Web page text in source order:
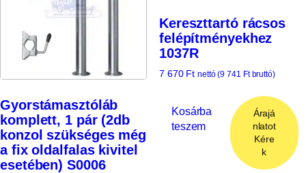
Gyorstámasztóláb
komplett, 1 pár (2db
konzol szükséges még
a fix oldalfalas kivitel
esetében) S0006
Kereszttartó rácsos
felépítményekhez
1037R
7 670 Ft nettó (9 741 Ftbruttó)
Kosárba
teszem
Árajá
nlatot
Kére
k